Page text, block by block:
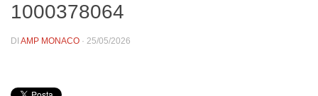
1000378064
DI AMP MONACO · 25/05/2026